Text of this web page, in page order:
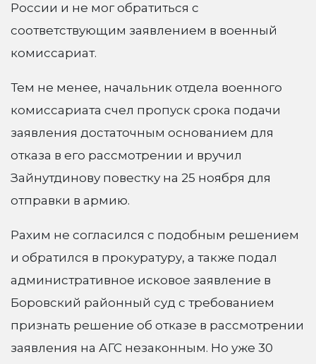
России и не мог обратиться с
соответствующим заявлением в военный
комиссариат.
Тем не менее, начальник отдела военного
комиссариата счел пропуск срока подачи
заявления достаточным основанием для
отказа в его рассмотрении и вручил
Зайнутдинову повестку на 25 ноября для
отправки в армию.
Рахим не согласился с подобным решением
и обратился в прокуратуру, а также подал
административное исковое заявление в
Боровский районный суд с требованием
признать решение об отказе в рассмотрении
заявления на АГС незаконным. Но уже 30